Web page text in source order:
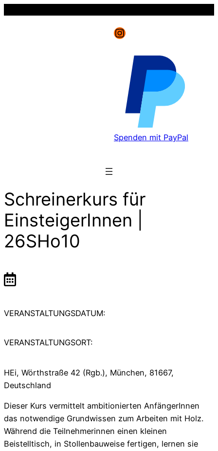
Instagram
Spenden mit PayPal
Schreinerkurs für
EinsteigerInnen |
26SHo10
VERANSTALTUNGSDATUM:
VERANSTALTUNGSORT:
HEi, Wörthstraße 42 (Rgb.), München, 81667,
Deutschland
Dieser Kurs vermittelt ambitionierten AnfängerInnen
das notwendige Grundwissen zum Arbeiten mit Holz.
Während die Teilnehmerinnen einen kleinen
Beistelltisch, in Stollenbauweise fertigen, lernen sie